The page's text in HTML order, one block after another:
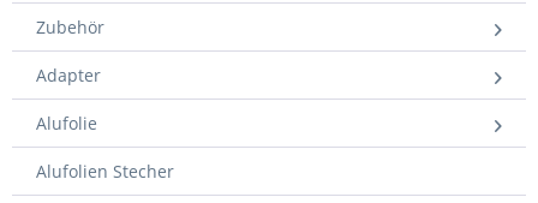
Zubehör
Adapter
Alufolie
Alufolien Stecher